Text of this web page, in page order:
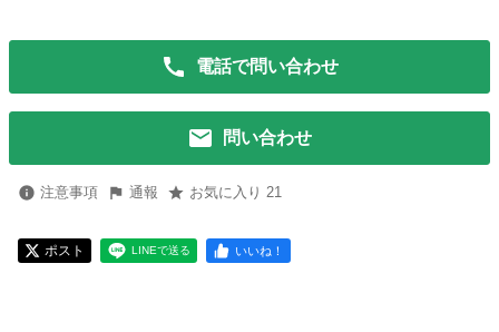
電話で問い合わせ
問い合わせ
注意事項 通報 お気に入り 21
ポスト LINEで送る いいね！